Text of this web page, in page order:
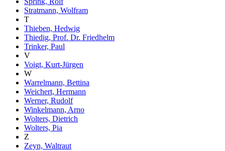
Stratmann, Wolfram
T
Thieben, Hedwig
Thiedig, Prof. Dr. Friedhelm
Trinker, Paul
V
Voigt, Kurt-Jürgen
W
Warrelmann, Bettina
Weichert, Hermann
Werner, Rudolf
Winkelmann, Arno
Wolters, Dietrich
Wolters, Pia
Z
Zeyn, Waltraut